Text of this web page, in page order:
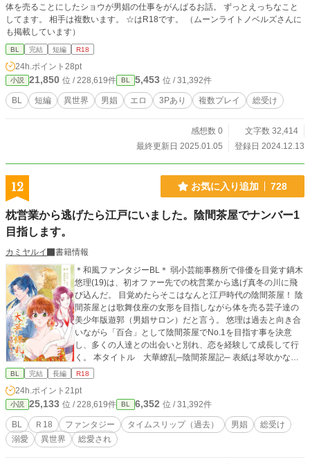
体を売ることにしたショウが男娼の仕事をがんばるお話。 ずっとえっちなこと
してます。 相手は複数います。 ☆はR18です。 （ムーンライトノベルズさんに
も掲載しています）
BL 完結 短編 R18
24h.ポイント 28pt
小説 21,850 位 / 228,619件 BL 5,453 位 / 31,392件
BL 短編 異世界 男娼 エロ 3Pあり 複数プレイ 総受け
感想数 0
文字数 32,414
最終更新日 2025.01.05
登録日 2024.12.13
12 お気に入り追加 728
枕営業から逃げたら江戸にいました。陰間茶屋でナンバー1
目指します。
カミヤルイ
書籍情報
＊和風ファンタジーBL＊ 弱小芸能事務所で俳優を目覚す鏑木
悠理(19)は、初オファー先での枕営業から逃げ真冬の川に飛
び込んだ。 目覚めたらそこはなんと江戸時代の陰間茶屋！ 陰
間茶屋とは歌舞伎座の女形を目指しながら体を売る芸子達の
美少年版遊郭（男娼サロン）だと言う。 悠理は過去と向き合
いながら「百合」として陰間茶屋でNo.1を目指す事を決意
し、多くの人達との出会いと別れ、恋を経験して成長して行
く。 本タイトル 大華繚乱─陰間茶屋記─ 表紙は琴吹かなこ
様 https://www.pixiv.net/users/60870820 ＊江戸時代の陰間茶
たり史実と異なる部分は多数あり、場所や年号も空想の物と
なっています。 異世界ファンタジー物としてお楽しみ下さい
ますようお願い致します。 史実をアドバイス下さるのは大歓
迎です。出来る範囲で後直し致します。
BL 完結 長編 R18
24h.ポイント 21pt
小説 25,133 位 / 228,619件 BL 6,352 位 / 31,392件
BL Ｒ18 ファンタジー タイムスリップ（過去） 男娼
総受け
溺愛
異世界 総愛され